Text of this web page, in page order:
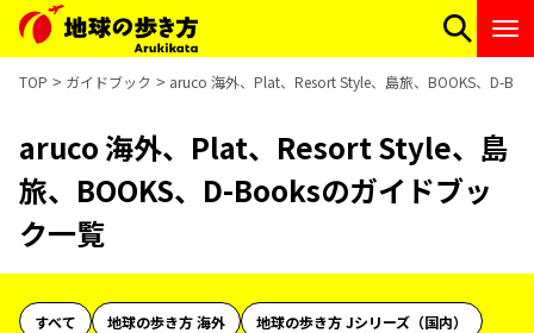
TOP ガイドブック aruco 海外、Plat、Resort Style、島旅、BOOKS、D-
aruco 海外、Plat、Resort Style、島
旅、BOOKS、D-Booksのガイドブッ
ク一覧
すべて 地球の歩き方 海外
地球の歩き方 Jシリーズ（国内）